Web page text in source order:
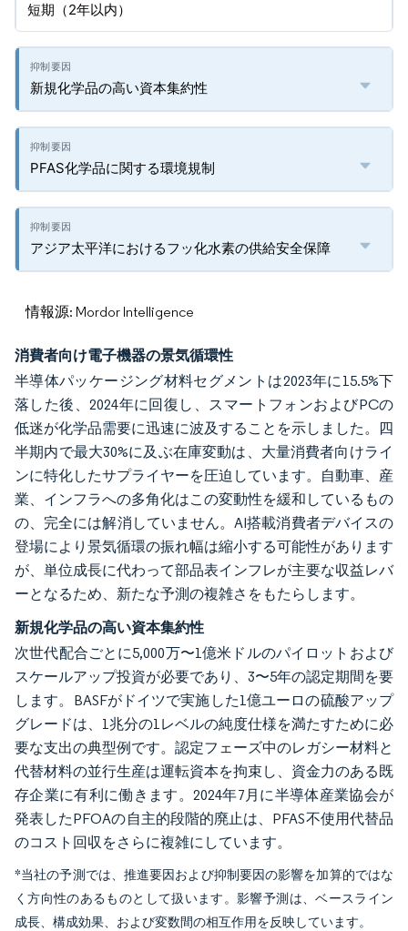
短期（2年以内）
新規化学品の高い資本集約性
PFAS化学品に関する環境規制
アジア太平洋におけるフッ化水素の供給安全保障
情報源: Mordor Intelligence
消費者向け電子機器の景気循環性
半導体パッケージング材料セグメントは2023年に15.5%下
落した後、2024年に回復し、スマートフォンおよびPCの
低迷が化学品需要に迅速に波及することを示しました。四
半期内で最大30%に及ぶ在庫変動は、大量消費者向けライ
ンに特化したサプライヤーを圧迫しています。自動車、産
業、インフラへの多角化はこの変動性を緩和しているもの
の、完全には解消していません。AI搭載消費者デバイスの
登場により景気循環の振れ幅は縮小する可能性があります
が、単位成長に代わって部品表インフレが主要な収益レバ
ーとなるため、新たな予測の複雑さをもたらします。
新規化学品の高い資本集約性
次世代配合ごとに5,000万〜1億米ドルのパイロットおよび
スケールアップ投資が必要であり、3〜5年の認定期間を要
します。BASFがドイツで実施した1億ユーロの硫酸アップ
グレードは、1兆分の1レベルの純度仕様を満たすために必
要な支出の典型例です。認定フェーズ中のレガシー材料と
代替材料の並行生産は運転資本を拘束し、資金力のある既
存企業に有利に働きます。2024年7月に半導体産業協会が
発表したPFOAの自主的段階的廃止は、PFAS不使用代替品
のコスト回収をさらに複雑にしています。
*当社の予測では、推進要因および抑制要因の影響を加算的ではな
く方向性のあるものとして扱います。影響予測は、ベースライン
成長、構成効果、および変数間の相互作用を反映しています。